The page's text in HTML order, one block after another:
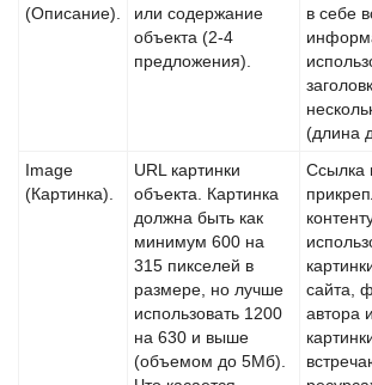
(Описание).
или содержание
объекта (2-4
предложения).
в себе
(длина
Image
(Картинка).
URL картинки
объекта. Картинка
должна быть как
минимум 600 на
315 пикселей в
размере, но лучше
использовать 1200
на 630 и выше
(объемом до 5Мб).
Ссылка
сайта,
автора